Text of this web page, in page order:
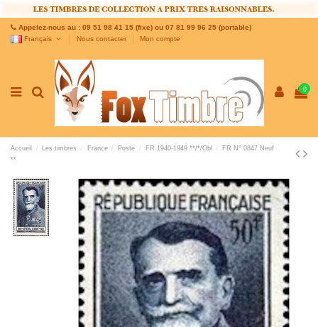
Appelez-nous au : 09 51 98 41 15 (fixe) ou 07 81 99 96 25 (portable)
Français
Nous contacter Mon compte
0
Accueil Les timbres France Poste FR 1940-1949 **/*/Obl
FR N° 0847 Neuf
**